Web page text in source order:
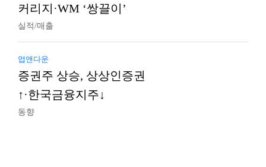
커리지·WM ‘쌍끌이’
실적/매출
업앤다운
증권주 상승, 상상인증권
↑·한국금융지주↓
동향